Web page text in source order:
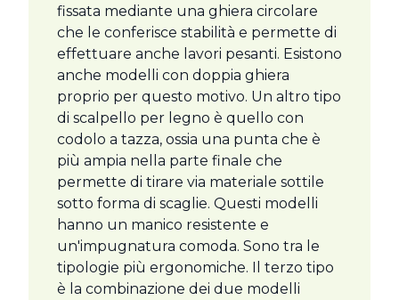
fissata mediante una ghiera circolare
che le conferisce stabilità e permette di
effettuare anche lavori pesanti. Esistono
anche modelli con doppia ghiera
proprio per questo motivo. Un altro tipo
di scalpello per legno è quello con
codolo a tazza, ossia una punta che è
più ampia nella parte finale che
permette di tirare via materiale sottile
sotto forma di scaglie. Questi modelli
hanno un manico resistente e
un'impugnatura comoda. Sono tra le
tipologie più ergonomiche. Il terzo tipo
è la combinazione dei due modelli